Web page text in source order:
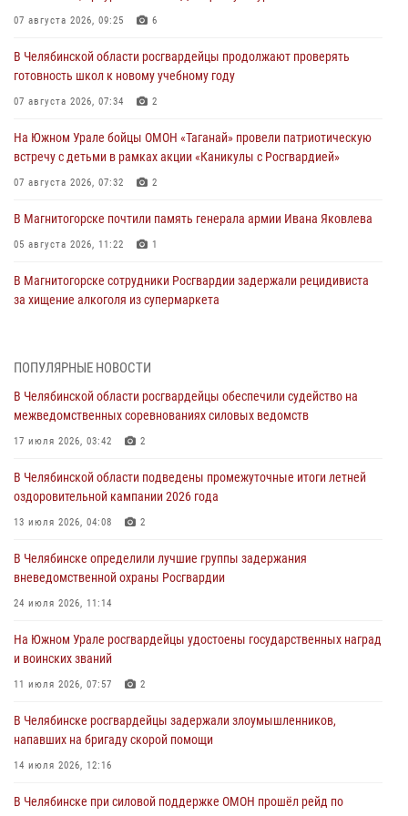
07 августа 2026, 09:25 6
В Челябинской области росгвардейцы продолжают проверять
готовность школ к новому учебному году
07 августа 2026, 07:34 2
На Южном Урале бойцы ОМОН «Таганай» провели патриотическую
встречу с детьми в рамках акции «Каникулы с Росгвардией»
07 августа 2026, 07:32 2
В Магнитогорске почтили память генерала армии Ивана Яковлева
05 августа 2026, 11:22 1
В Магнитогорске сотрудники Росгвардии задержали рецидивиста
за хищение алкоголя из супермаркета
На Южном Урале спецназ Росгвардии провел военно-полевые
Росгвардейцы задержали трёх магазинных воров в Челябинске
На Южном Урале сотрудники Росгвардии задержали
подозреваемого в совершении убийства
В Челябинской области росгвардейцами по горячим следам
задержан подозреваемый в грабеже
ПОПУЛЯРНЫЕ НОВОСТИ
В Челябинской области росгвардейцы обеспечили судейство на
межведомственных соревнованиях силовых ведомств
17 июля 2026, 03:42 2
В Челябинской области подведены промежуточные итоги летней
оздоровительной кампании 2026 года
13 июля 2026, 04:08 2
В Челябинске определили лучшие группы задержания
вневедомственной охраны Росгвардии
24 июля 2026, 11:14
На Южном Урале росгвардейцы удостоены государственных наград
и воинских званий
11 июля 2026, 07:57 2
В Челябинске росгвардейцы задержали злоумышленников,
напавших на бригаду скорой помощи
14 июля 2026, 12:16
В Челябинске при силовой поддержке ОМОН прошёл рейд по